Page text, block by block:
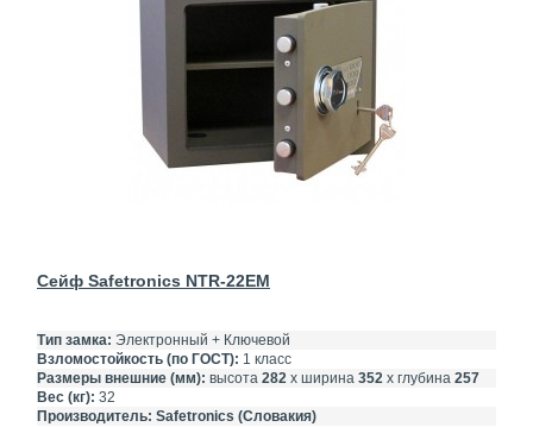
Сейф Safetronics NTR-22EM
Тип замка: Электронный + Ключевой
Взломостойкость (по ГОСТ): 1 класс
Размеры внешние (мм): высота 282 х ширина 352 х глубина 257
Вес (кг): 32
Производитель: Safetronics (Словакия)